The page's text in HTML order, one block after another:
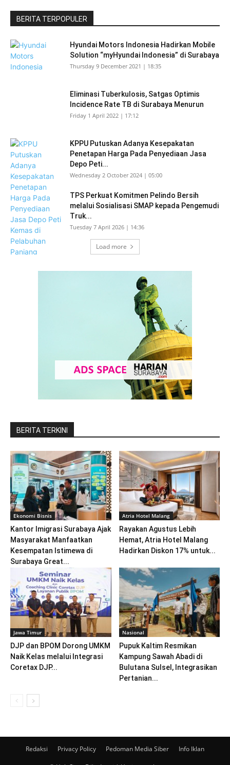
BERITA TERPOPULER
Hyundai Motors Indonesia Hadirkan Mobile
Solution “myHyundai Indonesia” di Surabaya
Thursday 9 December 2021 | 18:35
Eliminasi Tuberkulosis, Satgas Optimis
Incidence Rate TB di Surabaya Menurun
Friday 1 April 2022 | 17:12
KPPU Putuskan Adanya Kesepakatan
Penetapan Harga Pada Penyediaan Jasa
Depo Peti...
Wednesday 2 October 2024 | 05:00
TPS Perkuat Komitmen Pelindo Bersih
melalui Sosialisasi SMAP kepada Pengemudi
Truk...
Tuesday 7 April 2026 | 14:36
Load more
BERITA TERKINI
Ekonomi Bisnis
Kantor Imigrasi Surabaya Ajak
Masyarakat Manfaatkan
Kesempatan Istimewa di
Surabaya Great...
Atria Hotel Malang
Rayakan Agustus Lebih
Hemat, Atria Hotel Malang
Hadirkan Diskon 17% untuk...
Jawa Timur
DJP dan BPOM Dorong UMKM
Naik Kelas melalui Integrasi
Coretax DJP...
Nasional
Pupuk Kaltim Resmikan
Kampung Sawah Abadi di
Bulutana Sulsel, Integrasikan
Pertanian...
Redaksi Privacy Policy Pedoman Media Siber Info Iklan